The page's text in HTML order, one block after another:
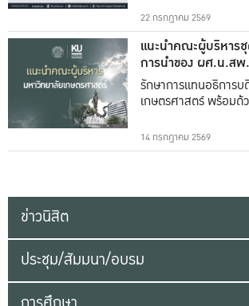
22 กรกฎาคม 2569
แนะนำคณะผู้บริหาร
การนำของ ผศ.น.สพ
ธรรม
รักษาการแทนอธิการ
เกษตรศาสตร์ พร้อมด้
14 กรกฎาคม 2569
ข่าวนิสิต
ประชุม/สัมมนา/อบรม